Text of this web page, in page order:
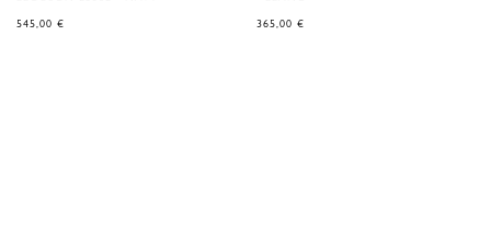
545,00 €
365,00 €